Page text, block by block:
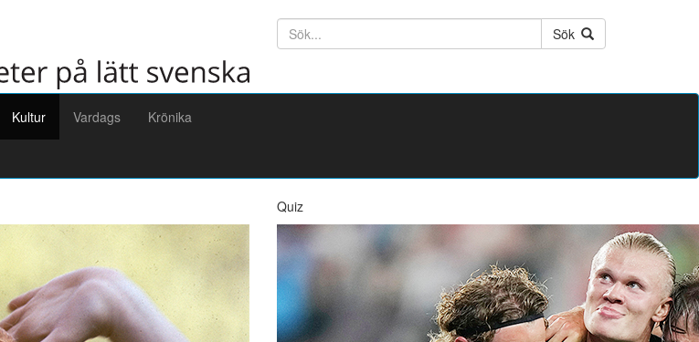
Söktext
Sök
Kultur Vardags Krönika
Quiz